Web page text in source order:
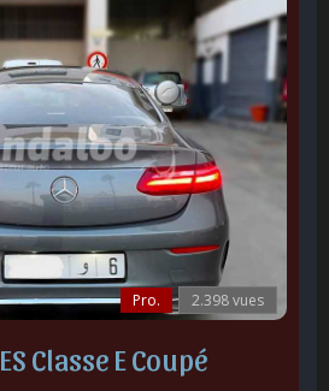
Pro. 2.398 vues
Classe E Coupé